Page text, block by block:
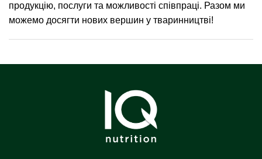
продукцію, послуги та можливості співпраці. Разом ми
можемо досягти нових вершин у тваринництві!